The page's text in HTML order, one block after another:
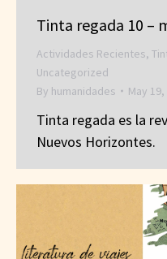
Tinta regada 10 –
Actividades Recientes,
Uncategorized
By humanidades May
Tinta regada es la
Nuevos Horizontes.